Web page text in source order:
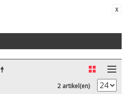
2 artikel(en)